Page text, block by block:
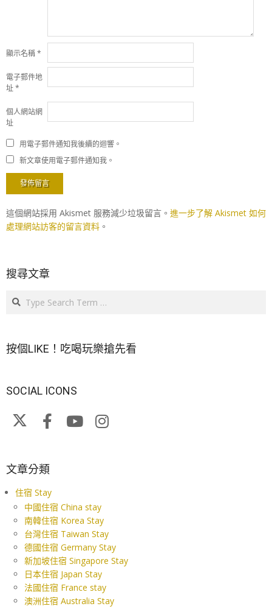
顯示名稱*
電子郵件地
址*
個人網站網
址
用電子郵件通知我後續的迴響。
新文章使用電子郵件通知我。
這個網站採用 Akismet 服務減少垃圾留言。 進一步了解 Akismet 如何
處理網站訪客的留言資料 。
搜尋文章
Search
按個LIKE！吃喝玩樂搶先看
SOCIAL ICONS
文章分類
住宿 Stay
中國住宿 China stay
南韓住宿 Korea Stay
台灣住宿 Taiwan Stay
德國住宿 Germany Stay
新加坡住宿 Singapore Stay
日本住宿 Japan Stay
法國住宿 France stay
澳洲住宿 Australia Stay